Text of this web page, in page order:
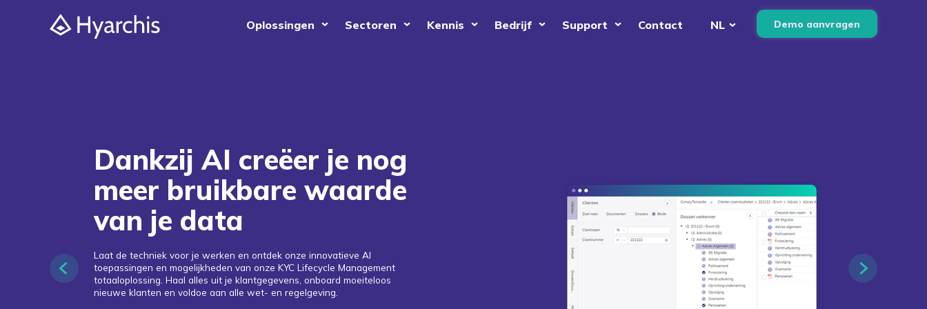
Oplossingen Sectoren Kennis Bedrijf Support Contact NL Demo aanvragen
Dankzij AI creëer je nog
meer bruikbare waarde
van je data
Laat de techniek voor je werken en ontdek onze innovatieve AI
toepassingen en mogelijkheden van onze KYC Lifecycle Management
totaaloplossing. Haal alles uit je klantgegevens, onboard moeiteloos
nieuwe klanten en voldoe aan alle wet- en regelgeving.